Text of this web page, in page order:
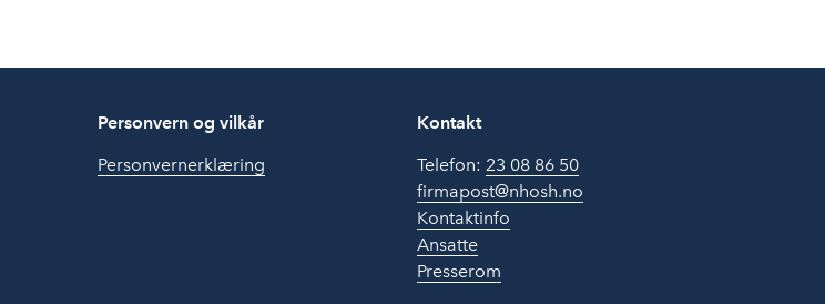
Personvern og vilkår
Personvernerklæring
Kontakt
Telefon: 23 08 86 50
firmapost@nhosh.no
Kontaktinfo
Ansatte
Presserom